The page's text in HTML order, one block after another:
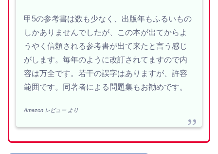
甲5の参考書は数も少なく、出版年もふるいもの
しかありませんでしたが、この本が出てからよ
うやく信頼される参考書が出て来たと言う感じ
がします。毎年のように改訂されてますので内
容は万全です。若干の誤字はありますが、許容
範囲です。同著者による問題集もお勧めです。
Amazon レビュー より